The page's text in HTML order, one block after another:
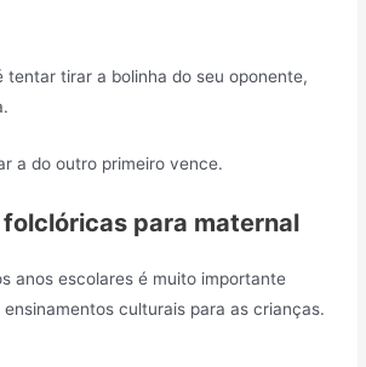
tentar tirar a bolinha do seu oponente,
a do outro primeiro vence.
para maternal
anos escolares é muito importante
culturais para as crianças.